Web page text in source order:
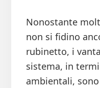
Nonostante
non si fidino
rubinetto, i
sistema, in
ambientali,